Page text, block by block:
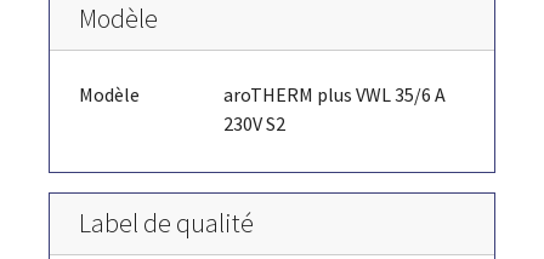
Modèle
Modèle
aroTHERM plus VWL 35/6 A
230V S2
Label de qualité